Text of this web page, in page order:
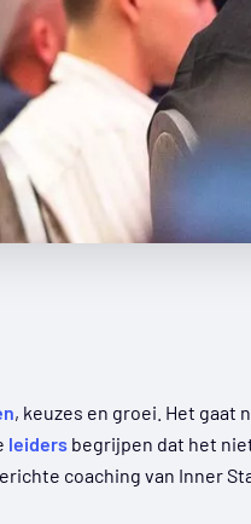
, keuzes en groei. Het gaat
leiders begrijpen dat het
coaching van Inner